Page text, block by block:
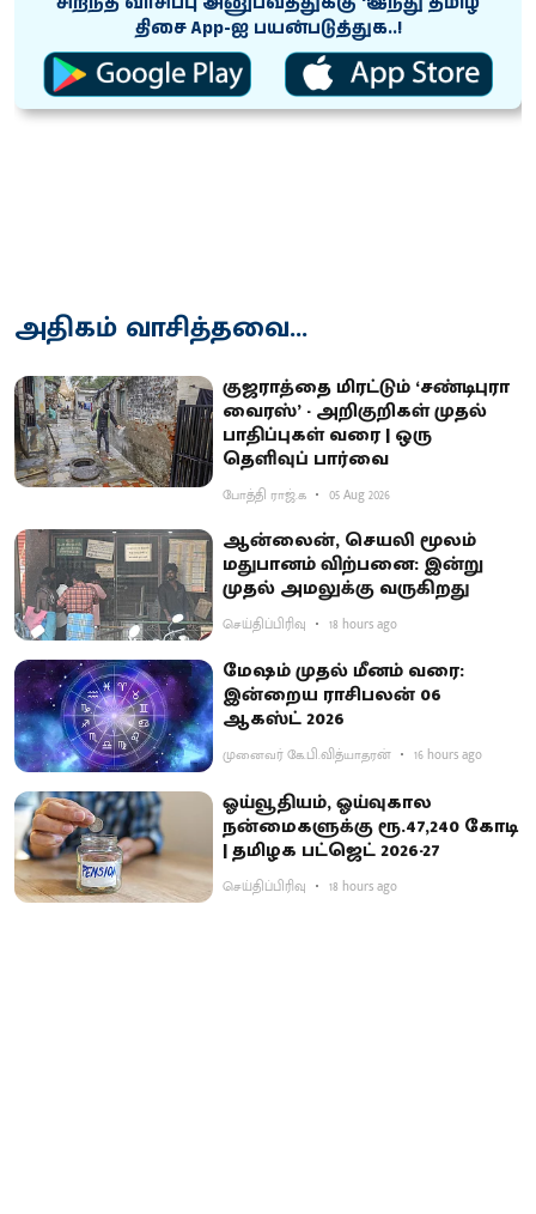
திசை App-ஐ பயன்படுத்துக..!
அதிகம் வாசித்தவை...
குஜராத்தை மிரட்டும் ‘சண்டிபுரா
வைரஸ்’ - அறிகுறிகள் முதல்
பாதிப்புகள் வரை | ஒரு
தெளிவுப் பார்வை
போத்தி ராஜ்.க 05 Aug 2026
ஆன்லைன், செயலி மூலம்
மதுபானம் விற்பனை: இன்று
முதல் அமலுக்கு வருகிறது
செய்திப்பிரிவு 18 hours ago
மேஷம் முதல் மீனம் வரை:
இன்றைய ராசிபலன் 06
ஆகஸ்ட் 2026
முனைவர் கே.பி.வித்யாதரன் 16 hours ago
ஓய்வூதியம், ஓய்வுகால
நன்மைகளுக்கு ரூ.47,240 கோடி
| தமிழக பட்ஜெட் 2026-27
செய்திப்பிரிவு 18 hours ago